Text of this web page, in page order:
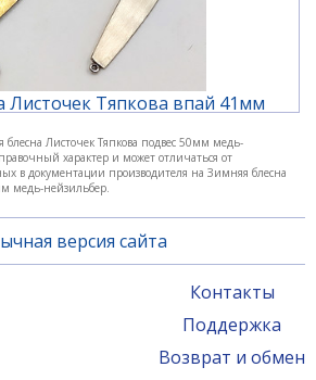
Листочек Тяпкова впай 41мм
880 ₽
1 250 ₽
Листочек Тяпкова подвес 50мм медь-
характер и может отличаться от
в документации производителя на Зимняя блесна
медь-нейзильбер.
версия сайта
Контакты
Поддержка
Возврат и обмен